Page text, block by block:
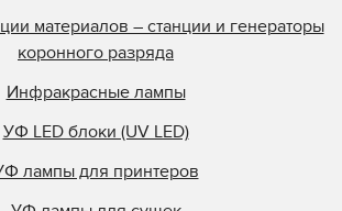
материалов – станции и генераторы
коронного разряда
Инфракрасные лампы
УФ LED блоки (UV LED)
лампы для принтеров